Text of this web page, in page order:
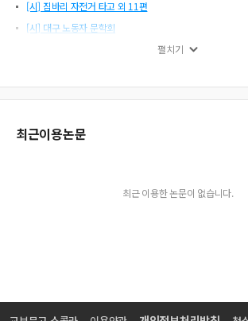
[시] 짐바리 자전거 타고 외 11편
[시] 대구 노동자 문학회
[오늘의 민족문학·소설] 90년대 소설의 새로운 흐름
[소설] 위험한 질주
[리얼리즘 논쟁] 현실주의 논쟁을 다시 살펴보며
[특집1] ‘참을 수 없는’ 최근 소설들의 ‘가벼움’
펼치기
최근이용논문
최근 이용한 논문이 없습니다.